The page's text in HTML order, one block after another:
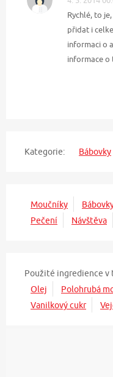
Rychlé, to
přidat i
informaci o
informace o
Kategorie: Bábovky
Moučníky
Pečení
Návštěva
Použité ingredience
Olej
Polohrubá
Vanilkový cukr